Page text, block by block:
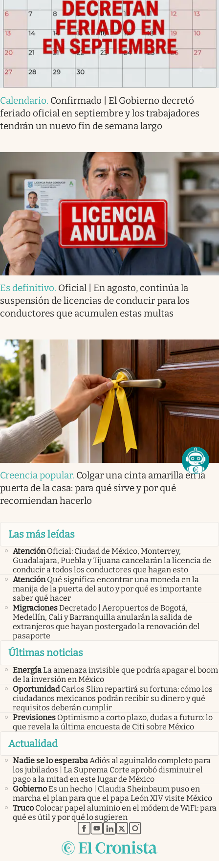
Calendario. Confirmado | El Gobierno decretó
feriado oficial en septiembre y los trabajadores
tendrán un nuevo fin de semana largo
Es definitivo. Oficial | En agosto, continúa la
suspensión de licencias de conducir para los
conductores que acumulen estas multas
Creencia popular. Colgar una cinta amarilla en la
puerta de la casa: para qué sirve y por qué
recomiendan hacerlo
Las más leídas
Atención Oficial: Ciudad de México, Monterrey,
Guadalajara, Puebla y Tijuana cancelarán la licencia de
conducir a todos los conductores que hagan esto
Atención Qué significa encontrar una moneda en la
manija de la puerta del auto y por qué es importante
saber qué hacer
MigracionesDecretado | Aeropuertos de Bogotá,
Medellín, Cali y Barranquilla anularán la salida de
extranjeros que hayan postergado la renovación del
pasaporte
Últimas noticias
EnergíaLa amenaza invisible que podría apagar el boom
de la inversión en México
Oportunidad Carlos Slim repartirá su fortuna: cómo los
ciudadanos mexicanos podrán recibir su dinero y qué
requisitos deberán cumplir
Previsiones Optimismo a corto plazo, dudas a futuro: lo
que revela la última encuesta de Citi sobre México
Actualidad
Nadie se lo esperabaAdiós al aguinaldo completo para
los jubilados | La Suprema Corte aprobó disminuir el
pago a la mitad en este lugar de México
GobiernoEs un hecho | Claudia Sheinbaum puso en
marcha el plan para que el papa León XIV visite México
Truco Colocar papel aluminio en el módem de WiFi: para
qué es útil y por qué lo sugieren
abre en nueva pestaña
abre en nueva pestaña
abre en nueva pestaña
abre en nueva pestaña
abre en nueva pestaña